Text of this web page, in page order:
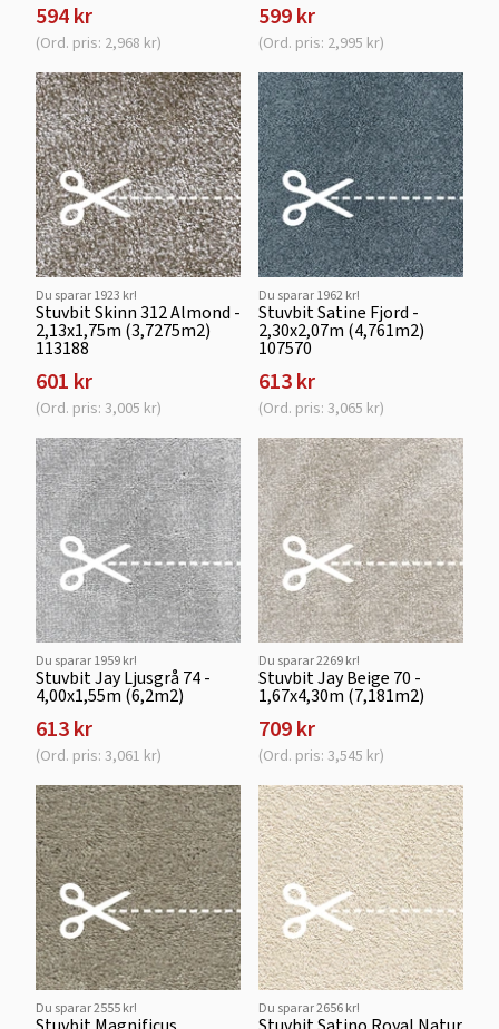
594 kr
(Ord. pris: 2,968 kr)
599 kr
(Ord. pris: 2,995 kr)
Du sparar 1923 kr!
Stuvbit Skinn 312 Almond -
2,13x1,75m (3,7275m2)
113188
601 kr
(Ord. pris: 3,005 kr)
Du sparar 1962 kr!
Stuvbit Satine Fjord -
2,30x2,07m (4,761m2)
107570
613 kr
(Ord. pris: 3,065 kr)
Du sparar 1959 kr!
Stuvbit Jay Ljusgrå 74 -
4,00x1,55m (6,2m2)
613 kr
(Ord. pris: 3,061 kr)
Du sparar 2269 kr!
Stuvbit Jay Beige 70 -
1,67x4,30m (7,181m2)
709 kr
(Ord. pris: 3,545 kr)
Du sparar 2555 kr! Du sparar 2656 kr!